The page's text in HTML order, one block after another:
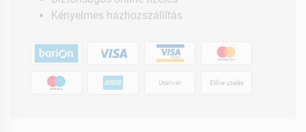
Kényelmes házhozszállítás
Utánvét Előre utalás